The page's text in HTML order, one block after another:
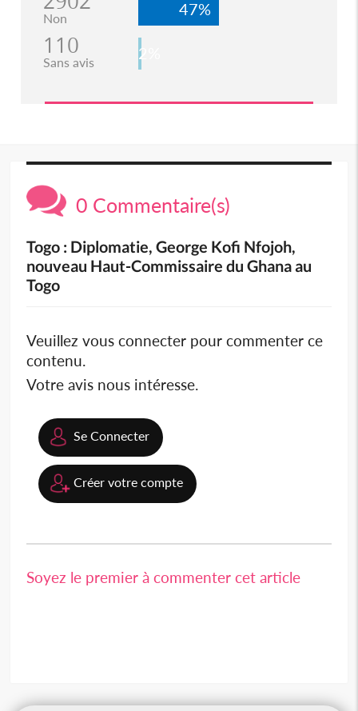
Non 47%
110
Sans avis 2%
0 Commentaire(s)
Togo : Diplomatie, George Kofi Nfojoh,
nouveau Haut-Commissaire du Ghana au
Togo
Veuillez vous connecter pour commenter ce
contenu.
Votre avis nous intéresse.
Se Connecter
Créer votre compte
Soyez le premier à commenter cet article